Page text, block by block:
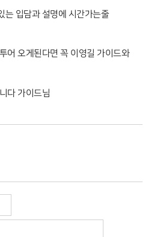
는 입담과 설명에 시간가는줄
어 오게된다면 꼭 이영길 가이드와
다 가이드님